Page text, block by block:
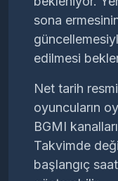
sona
edilmesi
Net tarih
oyuncuların
BGMI
Takvimde
başlangıç